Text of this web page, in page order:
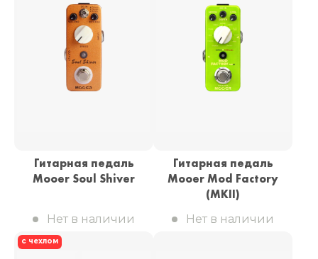
Гитарная педаль
Mooer Soul Shiver
Нет в наличии
Гитарная педаль
Mooer Mod Factory
(MKII)
Нет в наличии
с чехлом